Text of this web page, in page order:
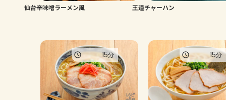
仙台辛味噌ラーメン風 王道チャーハン
15分 15分